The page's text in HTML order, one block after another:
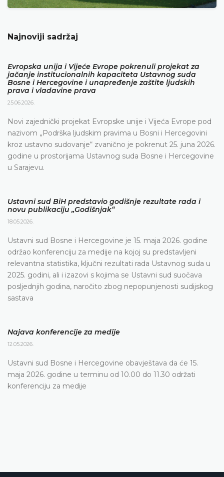
Najnoviji sadržaj
Evropska unija i Vijeće Evrope pokrenuli projekat za
jačanje institucionalnih kapaciteta Ustavnog suda
Bosne i Hercegovine i unapređenje zaštite ljudskih
prava i vladavine prava
25.06.2026.
Novi zajednički projekat Evropske unije i Vijeća Evrope pod
nazivom „Podrška ljudskim pravima u Bosni i Hercegovini
kroz ustavno sudovanje“ zvanično je pokrenut 25. juna 2026.
godine u prostorijama Ustavnog suda Bosne i Hercegovine
u Sarajevu.
Ustavni sud BiH predstavio godišnje rezultate rada i
novu publikaciju „Godišnjak“
18.05.2026.
Ustavni sud Bosne i Hercegovine je 15. maja 2026. godine
održao konferenciju za medije na kojoj su predstavljeni
relevantna statistika, ključni rezultati rada Ustavnog suda u
2025. godini, ali i izazovi s kojima se Ustavni sud suočava
posljednjih godina, naročito zbog nepopunjenosti sudijskog
sastava
Najava konferencije za medije
12.05.2026.
Ustavni sud Bosne i Hercegovine obavještava da će 15.
maja 2026. godine u terminu od 10.00 do 11.30 održati
konferenciju za medije